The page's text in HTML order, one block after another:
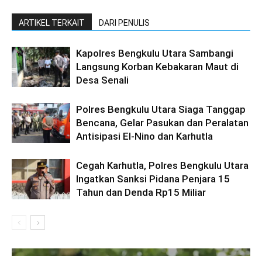
ARTIKEL TERKAIT DARI PENULIS
Kapolres Bengkulu Utara Sambangi
Langsung Korban Kebakaran Maut di
Desa Senali
Polres Bengkulu Utara Siaga Tanggap
Bencana, Gelar Pasukan dan Peralatan
Antisipasi El-Nino dan Karhutla
Cegah Karhutla, Polres Bengkulu Utara
Ingatkan Sanksi Pidana Penjara 15
Tahun dan Denda Rp15 Miliar